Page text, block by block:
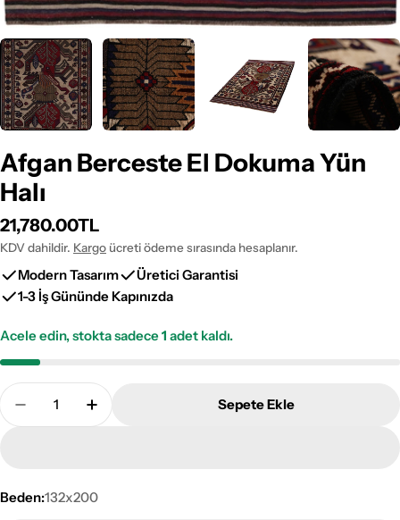
Afgan Berceste El Dokuma Yün
Halı
Normal
fiyat
21,780.00TL
KDV dahildir. Kargo ücreti ödeme sırasında hesaplanır.
Modern Tasarım
Üretici Garantisi
1-3 İş Gününde Kapınızda
Acele edin, stokta sadece1 adet kaldı.
Adet
Afgan Berceste El Dokuma Yün Halı Adetini Azalt
Afgan Berceste El Dokuma Yün Halı
Sepete Ekle
Beden:132x200